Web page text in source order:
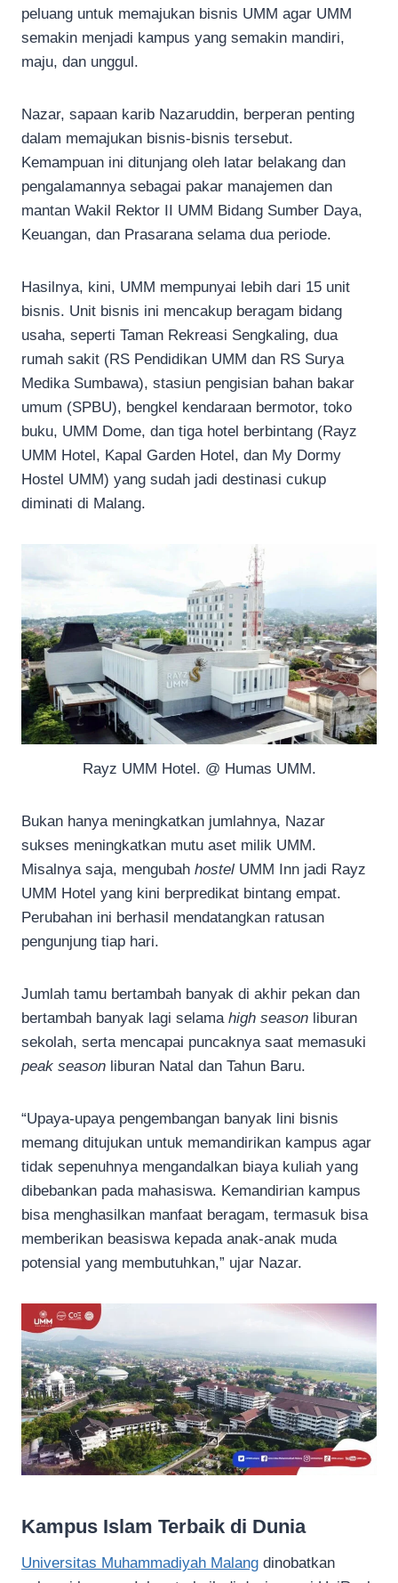
peluang untuk memajukan bisnis UMM agar UMM
semakin menjadi kampus yang semakin mandiri,
maju, dan unggul.
Nazar, sapaan karib Nazaruddin, berperan penting
dalam memajukan bisnis-bisnis tersebut.
Kemampuan ini ditunjang oleh latar belakang dan
pengalamannya sebagai pakar manajemen dan
mantan Wakil Rektor II UMM Bidang Sumber Daya,
Keuangan, dan Prasarana selama dua periode.
Hasilnya, kini, UMM mempunyai lebih dari 15 unit
bisnis. Unit bisnis ini mencakup beragam bidang
usaha, seperti Taman Rekreasi Sengkaling, dua
rumah sakit (RS Pendidikan UMM dan RS Surya
Medika Sumbawa), stasiun pengisian bahan bakar
umum (SPBU), bengkel kendaraan bermotor, toko
buku, UMM Dome, dan tiga hotel berbintang (Rayz
UMM Hotel, Kapal Garden Hotel, dan My Dormy
Hostel UMM) yang sudah jadi destinasi cukup
diminati di Malang.
Rayz UMM Hotel. @ Humas UMM.
Bukan hanya meningkatkan jumlahnya, Nazar
sukses meningkatkan mutu aset milik UMM.
Misalnya saja, mengubah hostel UMM Inn jadi Rayz
UMM Hotel yang kini berpredikat bintang empat.
Perubahan ini berhasil mendatangkan ratusan
pengunjung tiap hari.
Jumlah tamu bertambah banyak di akhir pekan dan
bertambah banyak lagi selama high season liburan
sekolah, serta mencapai puncaknya saat memasuki
peak season liburan Natal dan Tahun Baru.
“Upaya-upaya pengembangan banyak lini bisnis
memang ditujukan untuk memandirikan kampus agar
tidak sepenuhnya mengandalkan biaya kuliah yang
dibebankan pada mahasiswa. Kemandirian kampus
bisa menghasilkan manfaat beragam, termasuk bisa
memberikan beasiswa kepada anak-anak muda
potensial yang membutuhkan,” ujar Nazar.
Kampus Islam Terbaik di Dunia
Universitas Muhammadiyah Malang dinobatkan